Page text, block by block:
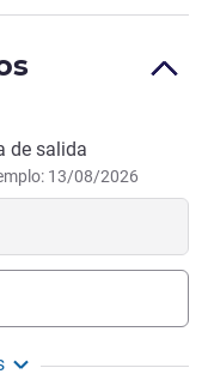
de salida
13/08/2026